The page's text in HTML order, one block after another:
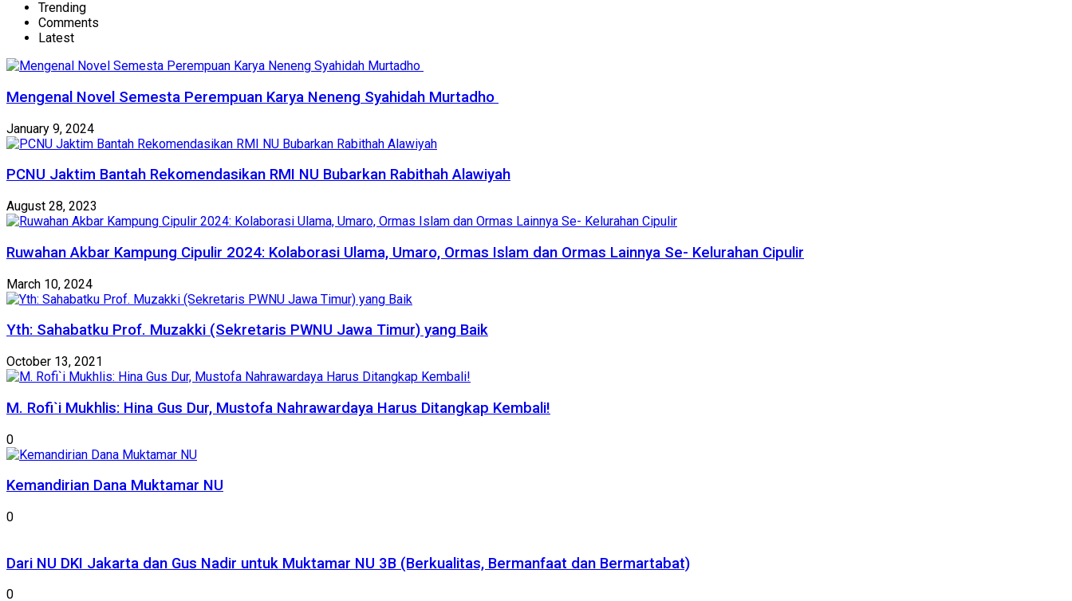
Trending
Comments
Latest
Mengenal Novel Semesta Perempuan Karya Neneng Syahidah Murtadho
January 9, 2024
PCNU Jaktim Bantah Rekomendasikan RMI NU Bubarkan Rabithah Alawiyah
August 28, 2023
Ruwahan Akbar Kampung Cipulir 2024: Kolaborasi Ulama, Umaro, Ormas Islam dan Ormas Lainnya Se- Kelurahan Cipulir
March 10, 2024
Yth: Sahabatku Prof. Muzakki (Sekretaris PWNU Jawa Timur) yang Baik
October 13, 2021
M. Rofi`i Mukhlis: Hina Gus Dur, Mustofa Nahrawardaya Harus Ditangkap Kembali!
0
Kemandirian Dana Muktamar NU
0
Dari NU DKI Jakarta dan Gus Nadir untuk Muktamar NU 3B (Berkualitas, Bermanfaat dan Bermartabat)
0